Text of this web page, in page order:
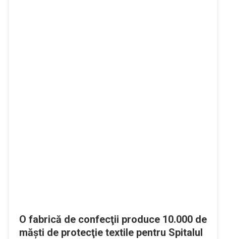
O fabrică de confecţii produce 10.000 de
măşti de protecţie textile pentru Spitalul